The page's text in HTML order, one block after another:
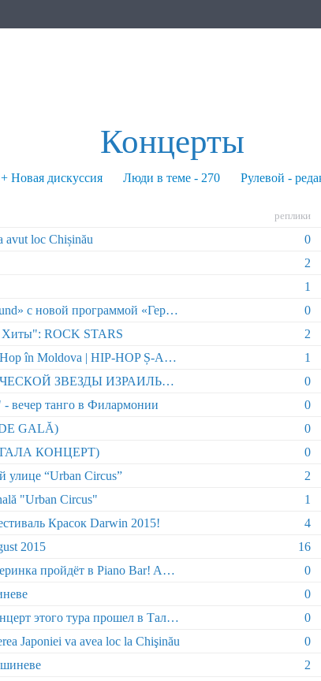
Концерты
+ Новая дискуссия Люди в теме - 270 Рулевой -
реплики
avut loc Chișinău 0
2
1
Симфо-рок оркестр «Lords of the Sound» с новой программой «Герои против Злодеев» в Кишинёве! 0
ROCK STARS 2
23 Octombrie | Primul Festival de Hip-Hop în Moldova | HIP-HOP Ș-AȘA 1
31 октября | КОНЦЕРТ РОМАНТИЧЕСКОЙ ЗВЕЗДЫ ИЗРАИЛЬСКОЙ ЭСТРАДЫ - САКСОФОНИСТА J.SEVEN​ 0
вечер танго в Филармонии 0
DE GALĂ) 0
(ГАЛА КОНЦЕРТ) 0
улице “Urban Circus” 2
"Urban Circus" 1
Красок Darwin 2015! 4
2015 16
25 июля на MEGA Drink Party-! Вечеринка пройдёт в Piano Bar! ALL INLUSIVE! 0
0
Группа Робби Уильямса: лучший концерт этого тура прошел в Таллинне 0
Japoniei va avea loc la Chişinău 0
2